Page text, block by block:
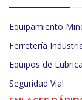
Equipamiento
Ferretería
Equipos de
Seguridad Vial